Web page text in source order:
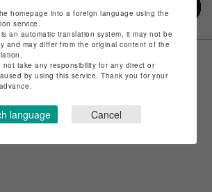
homepage into a foreign language using the
service.
an automatic translation system, it may not be
and may differ from the original content of the
not take any responsibility for any direct or
by using this service. Thank you for your
language Cancel